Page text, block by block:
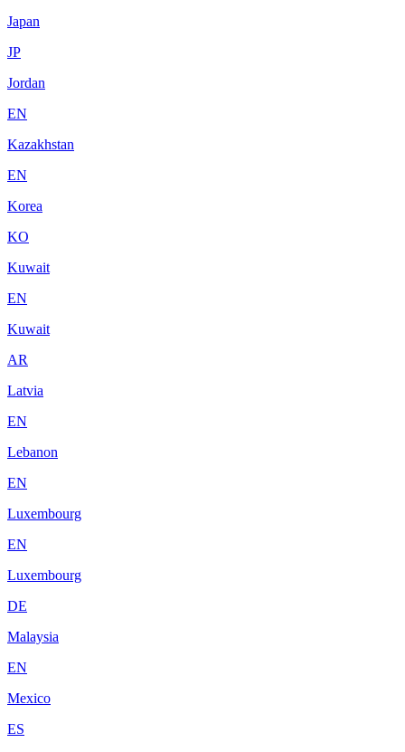
Japan
JP
Jordan
EN
Kazakhstan
EN
Korea
KO
Kuwait
EN
Kuwait
AR
Latvia
EN
Lebanon
EN
Luxembourg
EN
Luxembourg
DE
Malaysia
EN
Mexico
ES